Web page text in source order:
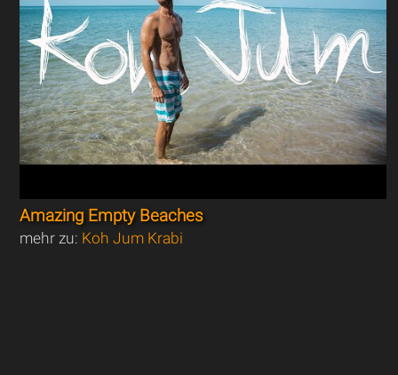
Amazing Empty Beaches
mehr zu: Koh Jum Krabi